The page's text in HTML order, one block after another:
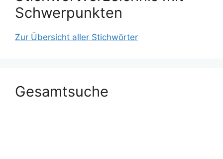
Schwerpunkten
Zur Übersicht aller Stichwörter
Gesamtsuche